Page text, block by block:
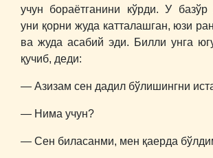
учун бораётганини кўрди. У базўр
уни қорни жуда катталашган, юзи
ва жуда асабий эди. Билли унга
қучиб, деди:
― Азизам сен дадил бўлишингни
― Нима учун?
― Сен биласанми, мен қаерда